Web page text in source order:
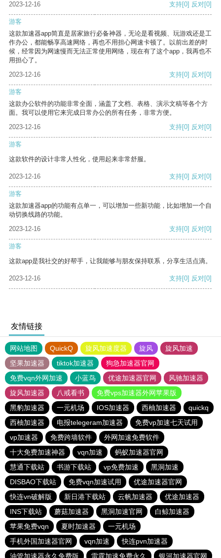
2023-12-16 支持[0] 反对[0]
游客
这款加速器app简直是居家旅行必备神器，无论是看视频、玩游戏还是工
作办公，都能畅享高速网络，再也不用担心网速卡顿了。以前出差的时
候，经常因为网速慢而无法正常使用网络，现在有了这个app，我再也不
用担心了。
2023-12-16
支持[0] 反对[0]
游客
这款办公软件的功能非常全面，涵盖了文档、表格、演示文稿等各个方
面。我可以使用它来完成日常办公的所有任务，非常方便。
2023-12-16
支持[0] 反对[0]
游客
这款软件的设计非常人性化，使用起来非常舒服。
2023-12-16 支持[0] 反对[0]
游客
这款加速器app的功能有点单一，可以增加一些新功能，比如增加一个自
动切换线路的功能。
2023-12-16
支持[0] 反对[0]
游客
这款app是我社交的好帮手，让我能够与朋友保持联系，分享生活点滴。
2023-12-16 支持[0] 反对[0]
友情链接
网站地图 QuickQ 旋风加速度器 旋风
旋风加速
坚果加速器
tiktok加速器
狗急加速器官网
免费vqn外网加速
小蓝鸟 优途加速器官网
风驰加速器
旋风加速器
八戒看书
免费vps加速器外网苹果版
黑豹加速器
一元机场 IOS加速器 西柚加速器
quickq
西柚加速器
电报telegeram加速器
免费vp加速七天试用
vp加速器
免费跨墙软件
外网加速免费软件
十大免费加速神器
vqn加速
蚂蚁加速器官网
慧通下载站
书游下载站 vp免费加速
黑洞加速
DISBAO下载站
免费vqn加速试用
优途加速器官网
快连vn破解版
新日港下载站 云帆加速器
优途加速器
INS下载站
蘑菇加速器 黑洞加速官网
白鲸加速器
苹果免费vqn
夏时加速器
一元机场
手机外国加速器官网
vqn加速
快连pvn加速器
油管加速器永久免费版
雷霆加速免费永久 银河加速器官网